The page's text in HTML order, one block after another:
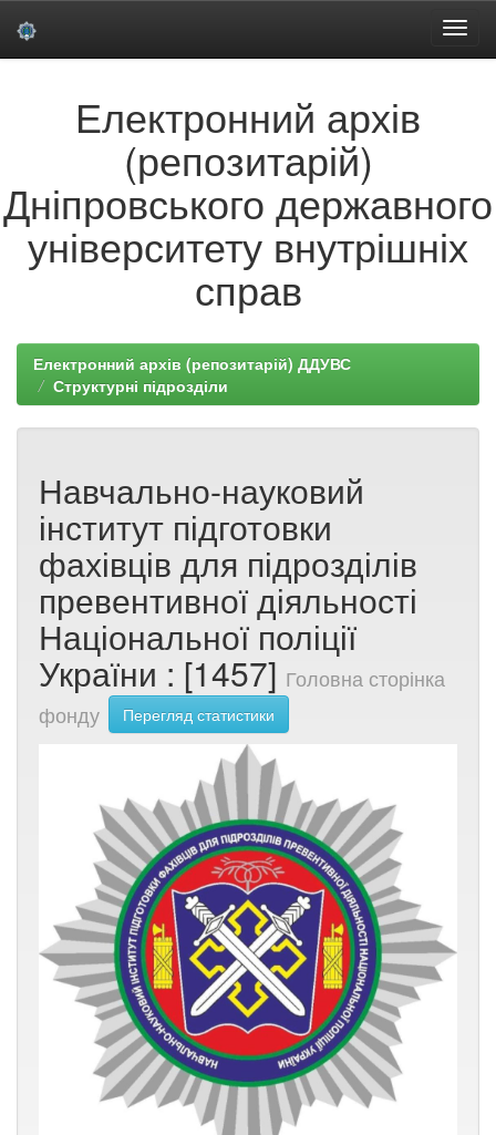
Електронний архів
(репозитарій)
Дніпровського державного
університету внутрішніх
справ
Електронний архів (репозитарій) ДДУВС
Структурні підрозділи
Навчально-науковий
інститут підготовки
фахівців для підрозділів
превентивної діяльності
Національної поліції
України : [1457] Головна сторінка
фонду
Перегляд статистики